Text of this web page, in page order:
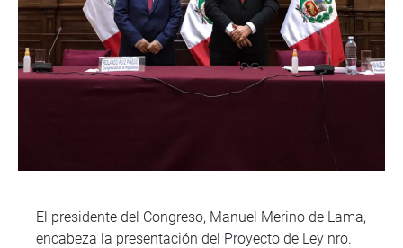
El presidente del Congreso, Manuel Merino de Lama,
encabeza la presentación del Proyecto de Ley nro.